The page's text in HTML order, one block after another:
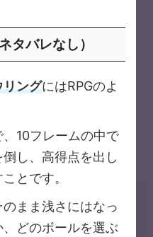
タバレなし）
リングにはRPGのよ
10フレームの中で
し、高得点を出し
とです。
まま浅さにはなっ
どのボールを選ぶ